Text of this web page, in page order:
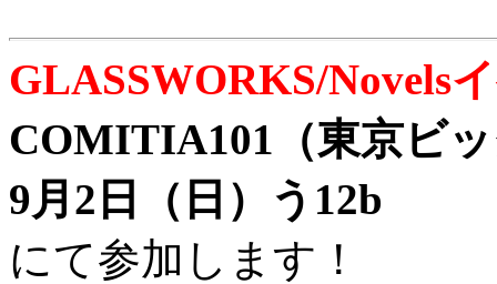
GLASSWORKS/Novels
COMITIA101（東京ビ
9月2日（日）う12b
にて参加します！